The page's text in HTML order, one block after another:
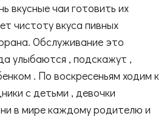
вкусные чаи готовить их
чистоту вкуса пивных
Обслуживание это
улыбаются , подскажут ,
. По воскресеньям ходим к
с детьми , девочки
в мире каждому родителю и